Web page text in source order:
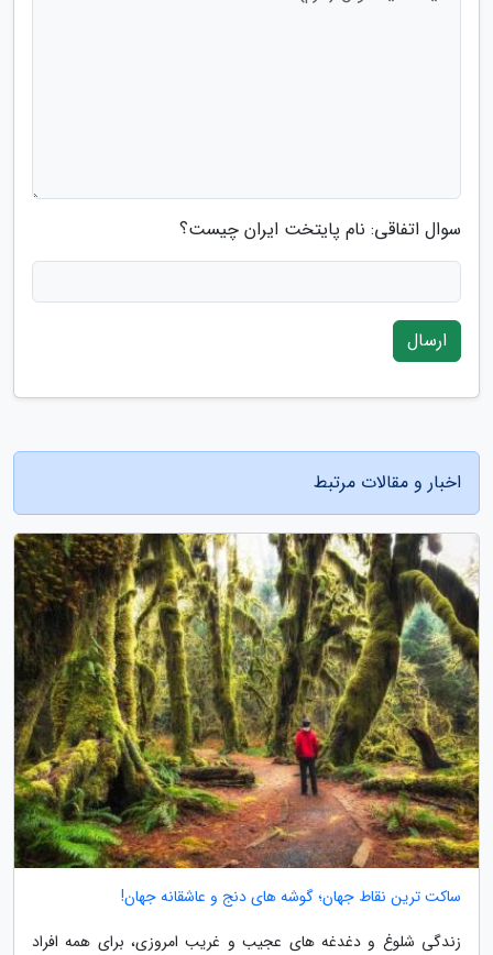
سوال اتفاقی: نام پایتخت ایران چیست؟
ارسال
اخبار و مقالات مرتبط
ساکت ترین نقاط جهان؛ گوشه های دنج و عاشقانه جهان!
زندگی شلوغ و دغدغه های عجیب و غریب امروزی، برای همه افراد